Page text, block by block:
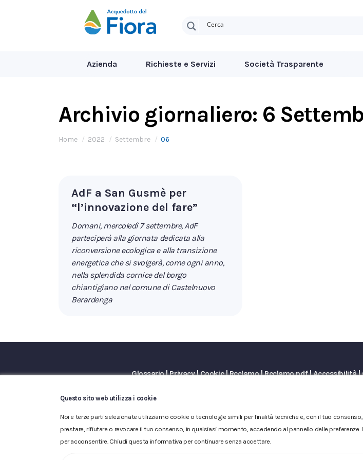
Azienda Richieste e Servizi Società Trasparente
Archivio giornaliero: 6
Tu sei qui:
Home 2022 Settembre 06
AdF a San Gusmè per
“l’innovazione del fare”
Domani, mercoledì 7 settembre, AdF
parteciperà alla giornata dedicata alla
riconversione ecologica e alla transizione
energetica che si svolgerà, come ogni anno,
nella splendida cornice del borgo
chiantigiano nel comune di Castelnuovo
Berardenga
Glossario|Privacy|Cookie|Reclamo|Reclamo pdf|Accessibilità|
iscritta al n.10.029 - Capitale Sociale Euro 1.730.520,00 i.v
Questo sito web utilizza i cookie
Noi e terze parti selezionate utilizziamo cookie o tecnologie simili per finalità tecniche e, con il tuo
prestare, rifiutare o revocare il tuo consenso, in qualsiasi momento, accedendo al pannello delle
per acconsentire. Chiudi questa informativa per continuare senza accettare.